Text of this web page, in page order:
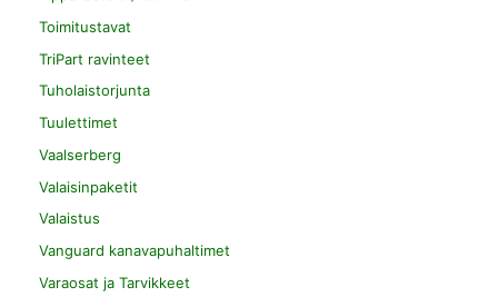
Toimitustavat
TriPart ravinteet
Tuholaistorjunta
Tuulettimet
Vaalserberg
Valaisinpaketit
Valaistus
Vanguard kanavapuhaltimet
Varaosat ja Tarvikkeet